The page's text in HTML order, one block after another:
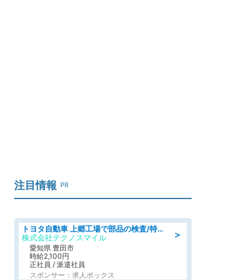
注目情報 PR
＞
トヨタ自動車 上郷工場で部品の検査/特典168万/tutumi
株式会社テクノスマイル
愛知県 豊田市
時給2,100円
正社員 / 派遣社員
スポンサー：求人ボックス